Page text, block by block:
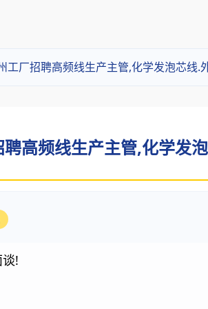
工厂招聘高频线生产主管,化学发泡芯线.
高频线生产主管,化学发
!